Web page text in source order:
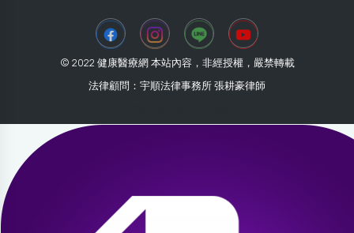
© 2022 健康醫療網 本站內容，非經授權，嚴禁轉載
法律顧問：宇順法律事務所 張耕豪律師